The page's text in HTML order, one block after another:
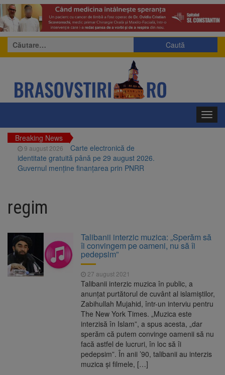
Caută
după:
Breaking News
9 august 2026
Carte electronică de
identitate gratuită până pe 29 august 2026.
Guvernul menține finanțarea prin PNRR
Brașovului vor fi restaurate. Contractul de
finanțare a fost semnat
propriul record mondial. Betty Bromage a
zburat din nou pe aripa unui avion
9 august 2026
Tristan Tate cer eliberarea lor pe cauțiune în
Se schimbă examenul de
medic specialist. Subiecte unice în toată țara,
aceeași oră și același barem
Se schimbă regulile pentru
capsulele de cafea și ambalajele de unică
folosință. Noul regulament UE se aplică din 12
regim
Talibanii interzic muzica: „Sperăm să
îi convingem pe oameni, nu să îi
pedepsim”
27 august 2021
Talibanii interzic muzica în public, a
anunțat purtătorul de cuvânt al islamiștilor,
Zabihullah Mujahid, într-un interviu pentru
The New York Times. „Muzica este
interzisă în Islam”, a spus acesta, „dar
sperăm că putem convinge oamenii să nu
facă astfel de lucruri, în loc să îi
pedepsim”. În anii ’90, talibanii au interzis
muzica și filmele, […]